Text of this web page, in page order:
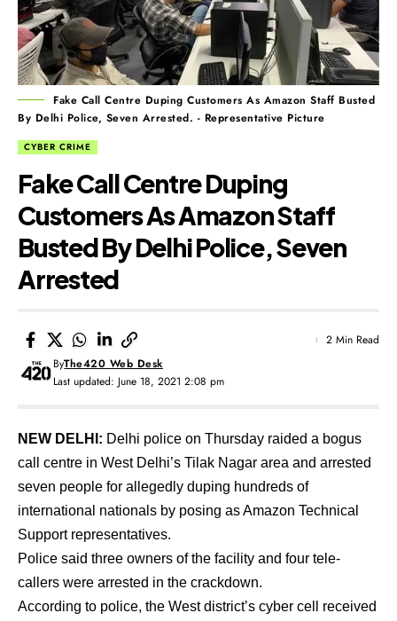
Fake Call Centre Duping Customers As Amazon Staff Busted
By Delhi Police, Seven Arrested. - Representative Picture
CYBER CRIME
Fake Call Centre Duping
Customers As Amazon Staff
Busted By Delhi Police, Seven
Arrested
Last updated: June 18, 2021 2:08 pm
ByThe420 Web Desk
2 Min Read
NEW DELHI: Delhi police on Thursday raided a bogus
call centre in West Delhi’s Tilak Nagar area and arrested
seven people for allegedly duping hundreds of
international nationals by posing as Amazon Technical
Support representatives.
Police said three owners of the facility and four tele-
callers were arrested in the crackdown.
According to police, the West district’s cyber cell received